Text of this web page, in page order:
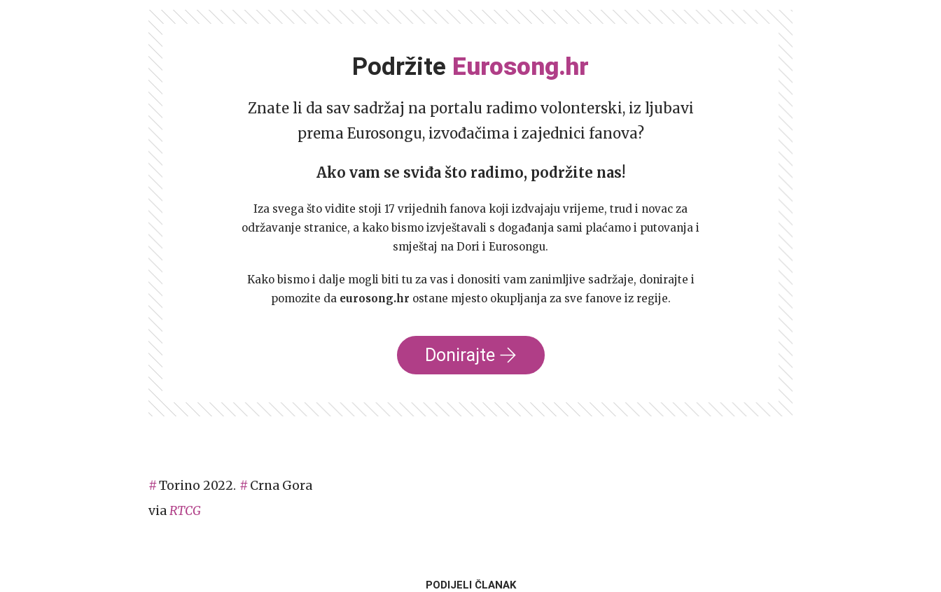
Podržite Eurosong.hr
Znate li da sav sadržaj na portalu radimo volonterski, iz ljubavi
prema Eurosongu, izvođačima i zajednici fanova?
Ako vam se sviđa što radimo, podržite nas!
Iza svega što vidite stoji 17 vrijednih fanova koji izdvajaju vrijeme, trud i novac za
održavanje stranice, a kako bismo izvještavali s događanja sami plaćamo i putovanja i
smještaj na Dori i Eurosongu.
Kako bismo i dalje mogli biti tu za vas i donositi vam zanimljive sadržaje, donirajte i
pomozite da eurosong.hr ostane mjesto okupljanja za sve fanove iz regije.
Donirajte
Torino 2022.
Crna Gora
viaRTCG
PODIJELI ČLANAK